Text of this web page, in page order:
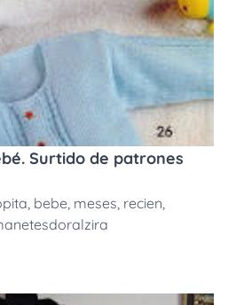
Surtido de patrones
, bebe, meses, recien,